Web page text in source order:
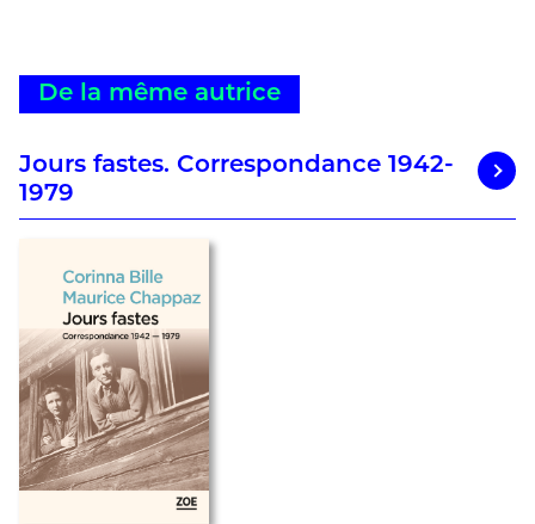
De la même autrice
Jours fastes. Correspondance 1942-
1979